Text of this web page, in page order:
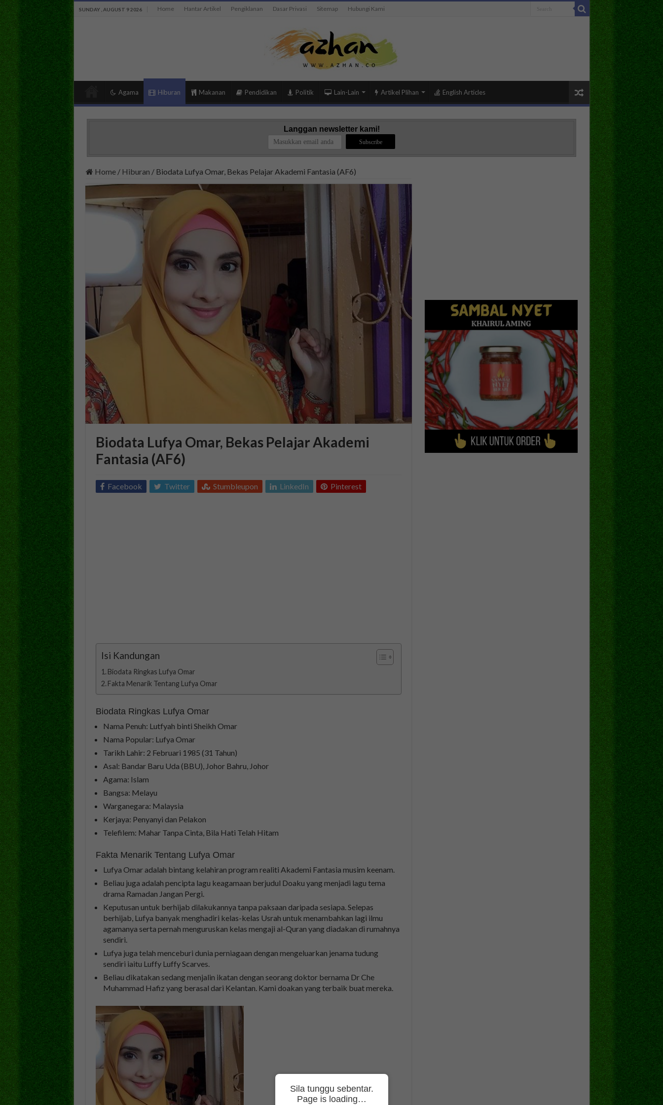
SUNDAY , AUGUST 9 2026 Home Hantar Artikel Pengiklanan Dasar Privasi Sitemap Hubungi Kami
Agama Hiburan Makanan Pendidikan Politik Lain-Lain Artikel Plihan English Articles
Langgan newsletter kami!
Home / Hiburan / Biodata Lufya Omar, Bekas Pelajar Akademi Fantasia (AF6)
Biodata Lufya Omar, Bekas Pelajar Akademi
Fantasia (AF6)
Facebook Twitter Stumbleupon LinkedIn Pinterest
Isi Kandungan
Biodata Ringkas Lufya Omar
Fakta Menarik Tentang Lufya Omar
Biodata Ringkas Lufya Omar
Nama Penuh: Lutfyah binti Sheikh Omar
Nama Popular: Lufya Omar
Tarikh Lahir: 2 Februari 1985 (31 Tahun)
Asal: Bandar Baru Uda (BBU), Johor Bahru, Johor
Agama: Islam
Bangsa: Melayu
Warganegara: Malaysia
Kerjaya: Penyanyi dan Pelakon
Telefilem: Mahar Tanpa Cinta, Bila Hati Telah Hitam
Fakta Menarik Tentang Lufya Omar
Lufya Omar adalah bintang kelahiran program realiti Akademi Fantasia musim keenam.
Beliau juga adalah pencipta lagu keagamaan berjudul Doaku yang menjadi lagu tema
drama Ramadan Jangan Pergi.
Keputusan untuk berhijab dilakukannya tanpa paksaan daripada sesiapa. Selepas
berhijab, Lufya banyak menghadiri kelas-kelas Usrah untuk menambahkan lagi ilmu
agamanya serta pernah menguruskan kelas mengaji al-Quran yang diadakan di rumahnya
sendiri.
Lufya juga telah menceburi dunia perniagaan dengan mengeluarkan jenama tudung
sendiri iaitu Luffy Luffy Scarves.
Beliau dikatakan sedang menjalin ikatan dengan seorang doktor bernama Dr Che
Muhammad Hafiz yang berasal dari Kelantan. Kami doakan yang terbaik buat mereka.
Sila tunggu sebentar.
Page is loading…